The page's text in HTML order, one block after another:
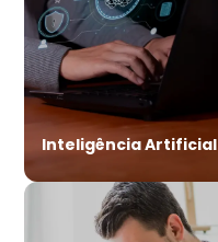
Inteligência Artificial